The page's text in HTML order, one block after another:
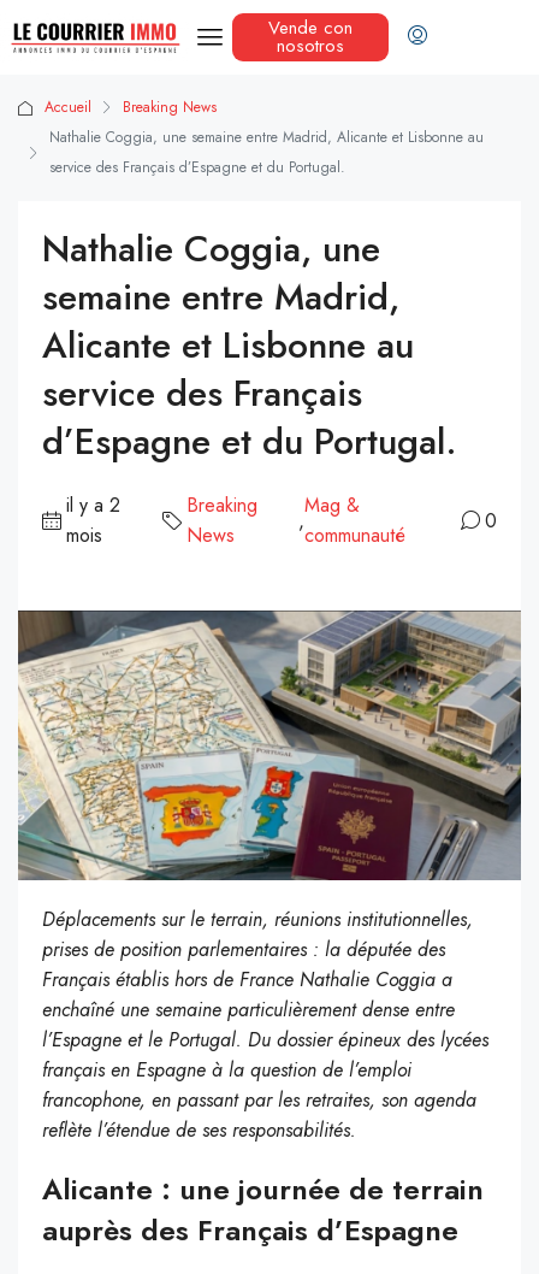
Vende con
nosotros
Accueil
Breaking News
Nathalie Coggia, une semaine entre Madrid, Alicante et Lisbonne au
service des Français d’Espagne et du Portugal.
Nathalie Coggia, une
semaine entre Madrid,
Alicante et Lisbonne au
service des Français
d’Espagne et du Portugal.
il y a 2
mois
Breaking
News
,
Mag &
communauté
0
Déplacements sur le terrain, réunions institutionnelles,
prises de position parlementaires : la députée des
Français établis hors de France Nathalie Coggia a
enchaîné une semaine particulièrement dense entre
l’Espagne et le Portugal. Du dossier épineux des lycées
français en Espagne à la question de l’emploi
francophone, en passant par les retraites, son agenda
reflète l’étendue de ses responsabilités.
Alicante : une journée de terrain
auprès des Français d’Espagne